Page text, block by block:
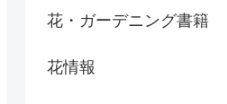
花・ガーデニング書籍
花情報